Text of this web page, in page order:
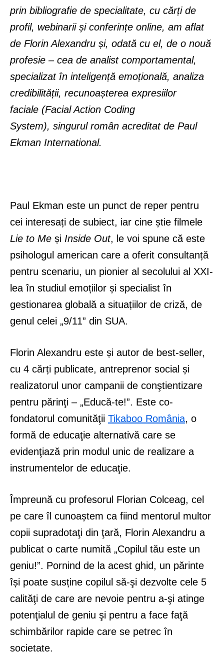
prin bibliografie de specialitate, cu cărți de
profil, webinarii și conferințe online, am aflat
de Florin Alexandru și, odată cu el, de o nouă
profesie – cea de analist comportamental,
specializat în inteligență emoțională, analiza
credibilității, recunoașterea expresiilor
faciale (Facial Action Coding
System), singurul român acreditat de Paul
Ekman International.
Paul Ekman este un punct de reper pentru
cei interesați de subiect, iar cine știe filmele
Lie to Me și Inside Out, le voi spune că este
psihologul american care a oferit consultanță
pentru scenariu, un pionier al secolului al XXI-
lea în studiul emoțiilor și specialist în
gestionarea globală a situațiilor de criză, de
genul celei „9/11” din SUA.
Florin Alexandru este și autor de best-seller,
cu 4 cărți publicate, antreprenor social și
realizatorul unor campanii de conştientizare
pentru părinţi – „Educă-te!”. Este co-
fondatorul comunităţii Tikaboo România, o
formă de educaţie alternativă care se
evidenţiază prin modul unic de realizare a
instrumentelor de educaţie.​
Împreună cu profesorul Florian Colceag, cel
pe care îl cunoaștem ca fiind mentorul multor
copii supradotaţi din ţară, Florin Alexandru a
publicat o carte numită „Copilul tău este un
geniu!”. Pornind de la acest ghid, un părinte
își poate susține copilul să-şi dezvolte cele 5
calităţi de care are nevoie pentru a-şi atinge
potenţialul de geniu şi pentru a face faţă
schimbărilor rapide care se petrec în
societate.